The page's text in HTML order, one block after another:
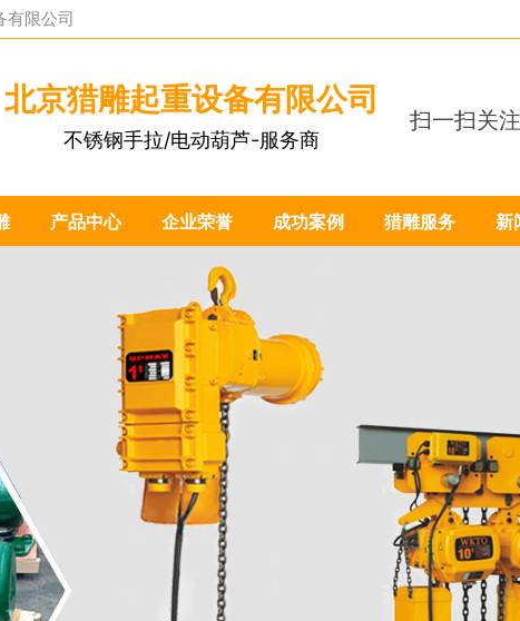
有限公司
北京猎雕起重设备有限公司
不锈钢手拉/电动葫芦-服务商
扫一扫关
产品中心 企业荣誉 成功案例 猎雕服务 新